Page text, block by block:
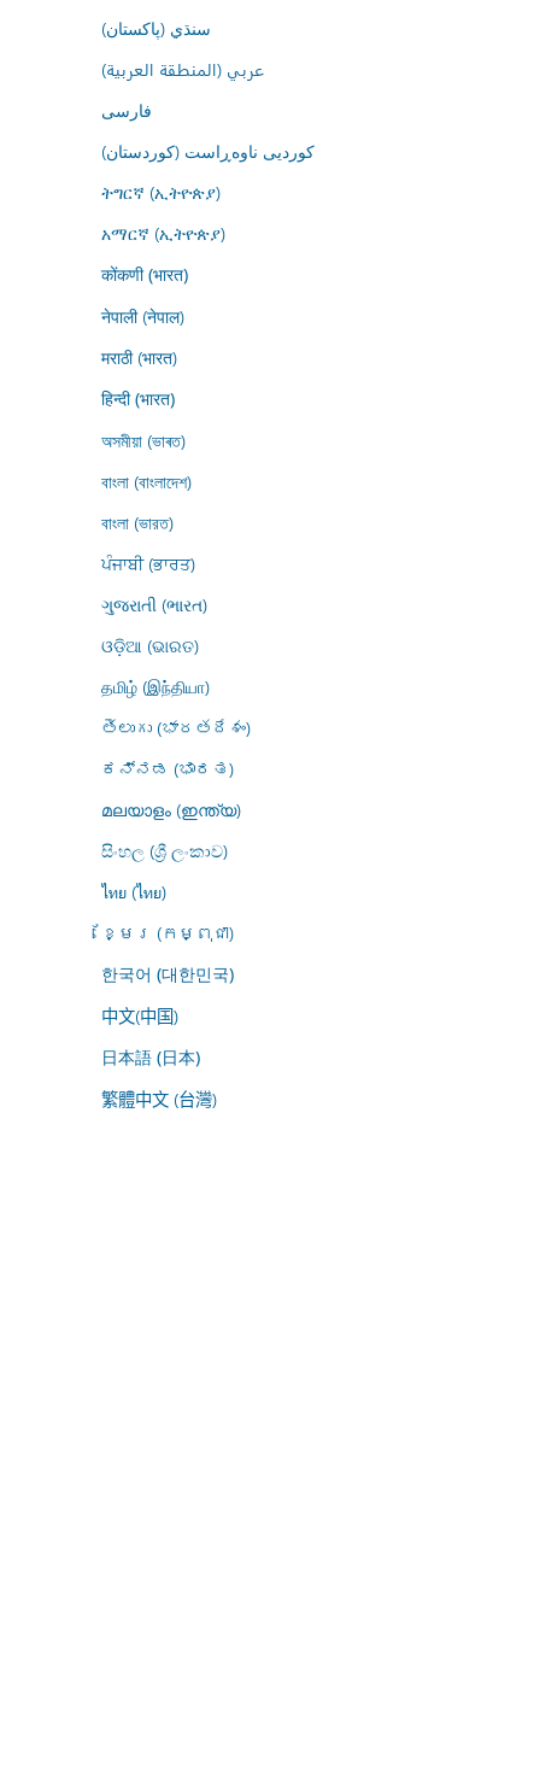
سنڌي (پاکستان)
عربي (المنطقة العربية)
فارسى
کوردیی ناوەڕاست (کوردستان)
ትግርኛ (ኢትዮጵያ)
አማርኛ (ኢትዮጵያ)
कोंकणी (भारत)
नेपाली (नेपाल)
मराठी (भारत)
हिन्दी (भारत)
অসমীয়া (ভাৰত)
বাংলা (বাংলাদেশ)
বাংলা (ভারত)
ਪੰਜਾਬੀ (ਭਾਰਤ)
ગુજરાતી (ભારત)
ଓଡ଼ିଆ (ଭାରତ)
தமிழ் (இந்தியா)
తెలుగు (భారతదేశం)
ಕನ್ನಡ (ಭಾರತ)
മലയാളം (ഇന്ത്യ)
සිංහල (ශ්‍රී ලංකාව)
ไทย (ไทย)
ខ្មែរ (កម្ពុជា)
한국어 (대한민국)
中文(中国)
日本語 (日本)
繁體中文 (台灣)